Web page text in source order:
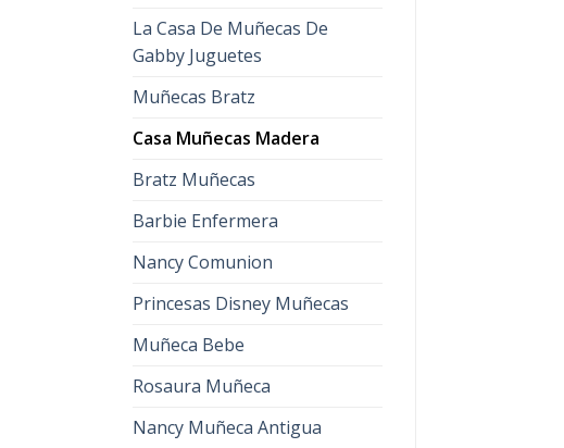
La Casa De Muñecas De
Gabby Juguetes
Muñecas Bratz
Casa Muñecas Madera
Bratz Muñecas
Barbie Enfermera
Nancy Comunion
Princesas Disney Muñecas
Muñeca Bebe
Rosaura Muñeca
Nancy Muñeca Antigua